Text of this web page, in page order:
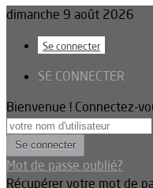
dimanche 9 août 2026
Se connecter
SE CONNECTER
Bienvenue ! Connectez-
Mot de passe oublié?
Récupérer votre mot de